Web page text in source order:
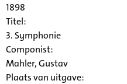
1898
Titel:
3. Symphonie
Componist:
Mahler, Gustav
Plaats van uitgave: